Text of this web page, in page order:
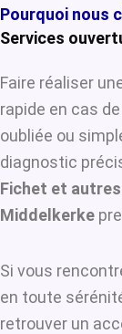
Pourquoi nous
Services
Faire réaliser
rapide en cas
oubliée ou
diagnostic
Fichet et
Middelkerke
Si vous
en toute
retrouver un